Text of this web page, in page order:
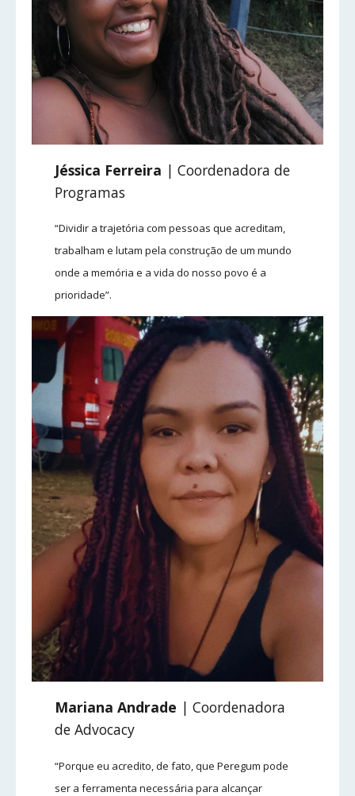
Jéssica Ferreira | Coordenadora de
Programas
“Dividir a trajetória com pessoas que acreditam,
trabalham e lutam pela construção de um mundo
onde a memória e a vida do nosso povo é a
prioridade”.
Mariana Andrade | Coordenadora
de Advocacy
“Porque eu acredito, de fato, que Peregum pode
ser a ferramenta necessária para alcançar